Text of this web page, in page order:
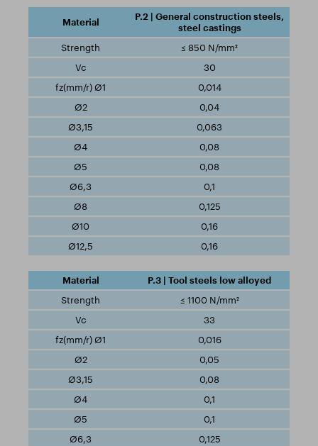
P.2 | General construction steels,
steel castings
≤ 850 N/mm²
30
0,014
0,04
0,063
0,08
0,08
0,1
0,125
0,16
0,16
P.3 | Tool steels low alloyed
≤ 1100 N/mm²
33
0,016
0,05
0,08
0,1
0,1
0,125